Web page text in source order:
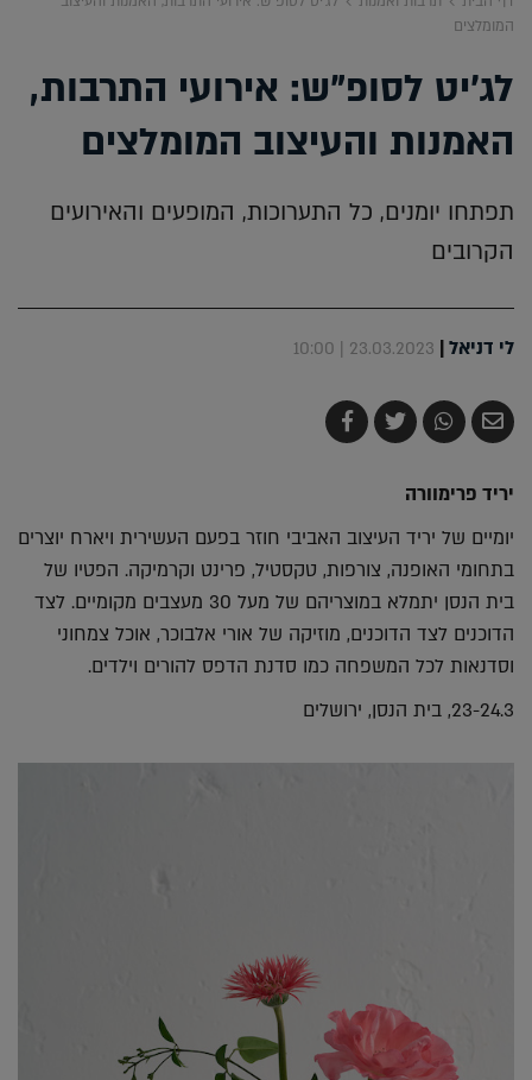
המומלצים
לג'יט לסופ"ש: אירועי התרבות,
האמנות והעיצוב המומלצים
תפתחו יומנים, כל התערוכות, המופעים והאירועים
הקרובים
לי דניאל|
23.03.2023 | 10:00
שלח
בדואר
שתף
ב-
צייץ
ב-
שתף
ב-
יריד פרימוורה
יומיים של יריד העיצוב האביבי חוזר בפעם העשירית ויארח יוצרים
בתחומי האופנה, צורפות, טקסטיל, פרינט וקרמיקה. הפטיו של
בית הנסן יתמלא במוצריהם של מעל 30 מעצבים מקומיים. לצד
הדוכנים לצד הדוכנים, מוזיקה של אורי אלבוכר, אוכל צמחוני
וסדנאות לכל המשפחה כמו סדנת הדפס להורים וילדים.
23-24.3, בית הנסן, ירושלים